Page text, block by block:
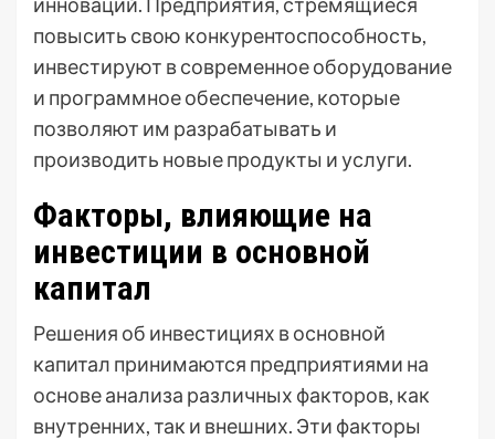
повысить свою конкурентоспособность,
инвестируют в современное оборудование
и программное обеспечение, которые
позволяют им разрабатывать и
производить новые продукты и услуги.
Факторы, влияющие на
инвестиции в основной
капитал
Решения об инвестициях в основной
капитал принимаются предприятиями на
основе анализа различных факторов, как
внутренних, так и внешних. Эти факторы